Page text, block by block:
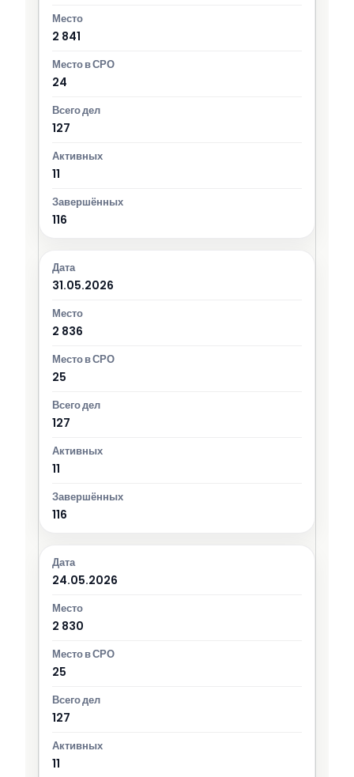
2 841
24
127
11
116
31.05.2026
2 836
25
127
11
116
24.05.2026
2 830
25
127
11